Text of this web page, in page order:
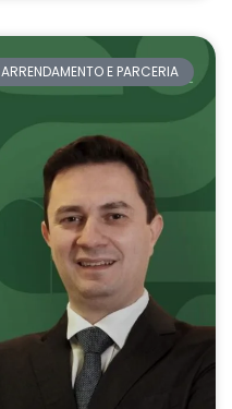
ARRENDAMENTO E PARCERIA